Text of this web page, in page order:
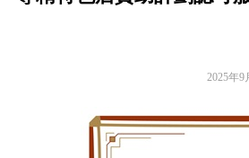
2025年9